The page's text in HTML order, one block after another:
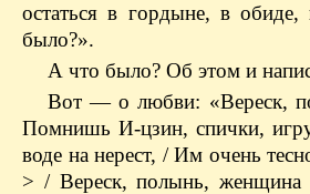
остаться в гордыне, в
было?».
А что было? Об этом и
Вот — о любви: «Вереск,
Помнишь И-цзин, спички,
воде на нерест, / Им очень
> / Вереск, полынь,